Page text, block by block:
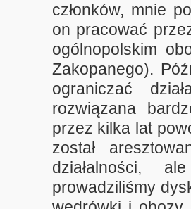
członków, mnie
on pracować
ogólnopolskim
Zakopanego).
ograniczać
rozwiązana
przez kilka lat
został
działalności,
prowadziliśmy